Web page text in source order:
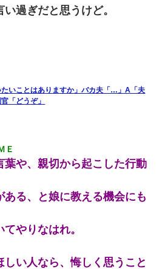
過ぎだと思うけど。
いことはありますか」バカ夫「…」A「夫
「どうぞ」
Ｅ
葉や、親切から起こした行動
ある、と娘に教える機会にも
やりなはれ。
しい人なら、悔しく思うこと